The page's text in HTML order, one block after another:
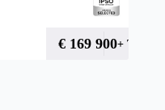
€ 169 900+ TVA